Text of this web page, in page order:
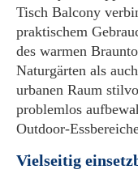
Tisch Balcony
praktischem
des warmen
Naturgärten als
urbanen Raum
problemlos
Outdoor-
Vielseitig